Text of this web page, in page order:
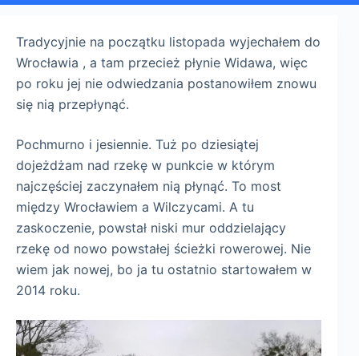
Tradycyjnie na początku listopada wyjechałem do
Wrocławia , a tam przecież płynie Widawa, więc
po roku jej nie odwiedzania postanowiłem znowu
się nią przepłynąć.
Pochmurno i jesiennie. Tuż po dziesiątej
dojeżdżam nad rzekę w punkcie w którym
najczęściej zaczynałem nią płynąć. To most
między Wrocławiem a Wilczycami. A tu
zaskoczenie, powstał niski mur oddzielający
rzekę od nowo powstałej ścieżki rowerowej. Nie
wiem jak nowej, bo ja tu ostatnio startowałem w
2014 roku.